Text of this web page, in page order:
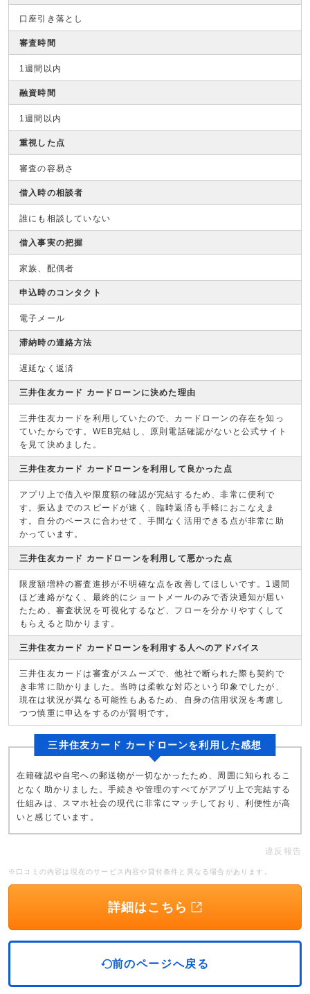
口座引き落とし
審査時間
1週間以内
融資時間
1週間以内
重視した点
審査の容易さ
借入時の相談者
誰にも相談していない
借入事実の把握
家族、配偶者
申込時のコンタクト
電子メール
滞納時の連絡方法
遅延なく返済
三井住友カード カードローンに決めた理由
三井住友カードを利用していたので、カードローンの存在を知っ
ていたからです。WEB完結し、原則電話確認がないと公式サイト
を見て決めました。
三井住友カード カードローンを利用して良かった点
アプリ上で借入や限度額の確認が完結するため、非常に便利で
す。振込までのスピードが速く、臨時返済も手軽におこなえま
す。自分のペースに合わせて、手間なく活用できる点が非常に助
かっています。
三井住友カード カードローンを利用して悪かった点
限度額増枠の審査進捗が不明確な点を改善してほしいです。1週間
ほど連絡がなく、最終的にショートメールのみで否決通知が届い
たため、審査状況を可視化するなど、フローを分かりやすくして
もらえると助かります。
三井住友カード カードローンを利用する人へのアドバイス
三井住友カードは審査がスムーズで、他社で断られた際も契約で
き非常に助かりました。当時は柔軟な対応という印象でしたが、
現在は状況が異なる可能性もあるため、自身の信用状況を考慮し
つつ慎重に申込をするのが賢明です。
三井住友カード カードローンを利用した感想
在籍確認や自宅への郵送物が一切なかったため、周囲に知られるこ
となく助かりました。手続きや管理のすべてがアプリ上で完結する
仕組みは、スマホ社会の現代に非常にマッチしており、利便性が高
いと感じています。
違反報告
※口コミの内容は現在のサービス内容や貸付条件と異なる場合があります。
詳細はこちら
前のページへ戻る